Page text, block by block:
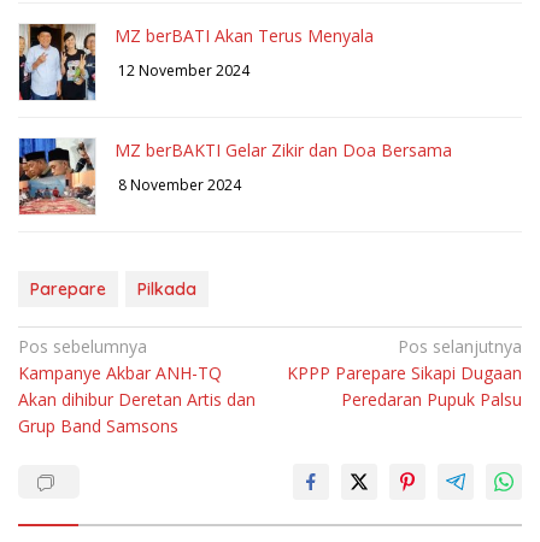
MZ berBATI Akan Terus Menyala
12 November 2024
MZ berBAKTI Gelar Zikir dan Doa Bersama
8 November 2024
Parepare Pilkada
Navigasi
pos
Pos sebelumnya
Kampanye Akbar ANH-TQ
Akan dihibur Deretan Artis dan
Grup Band Samsons
Pos selanjutnya
KPPP Parepare Sikapi Dugaan
Peredaran Pupuk Palsu